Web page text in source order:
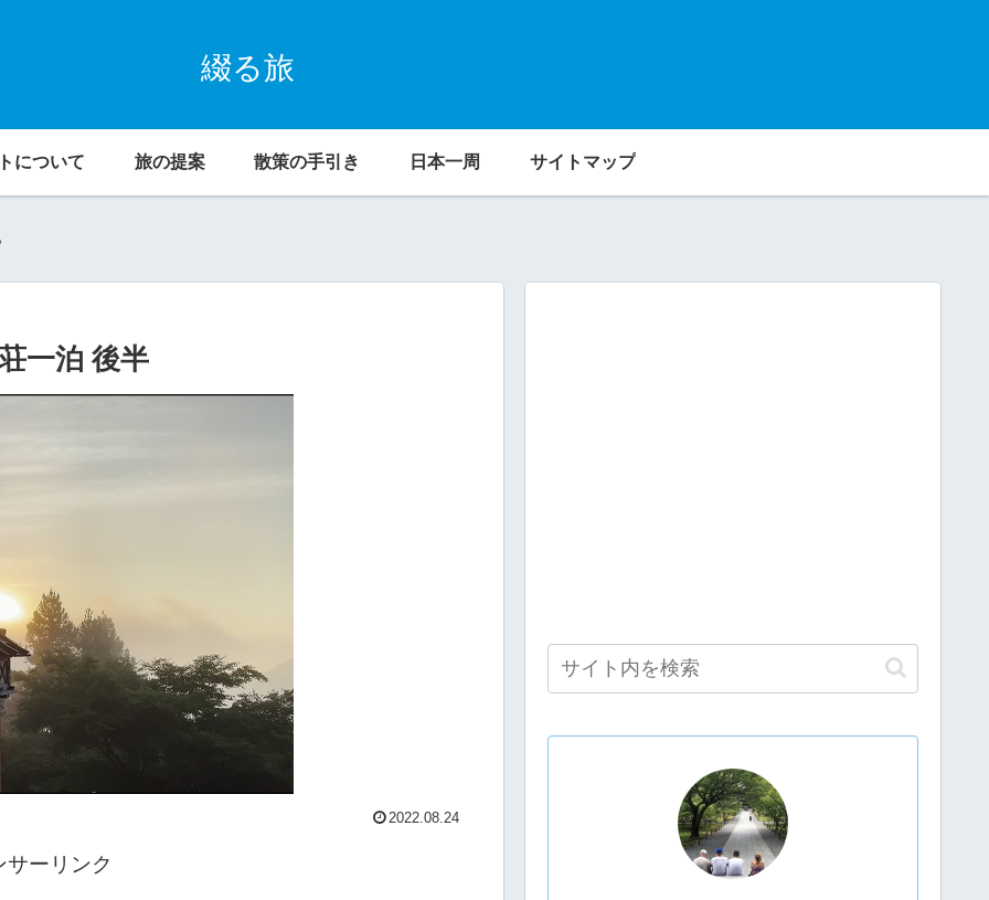
綴る旅
について 旅の提案 散策の手引き 日本一周 サイトマップ
一泊 後半
2022.08.24
サーリンク